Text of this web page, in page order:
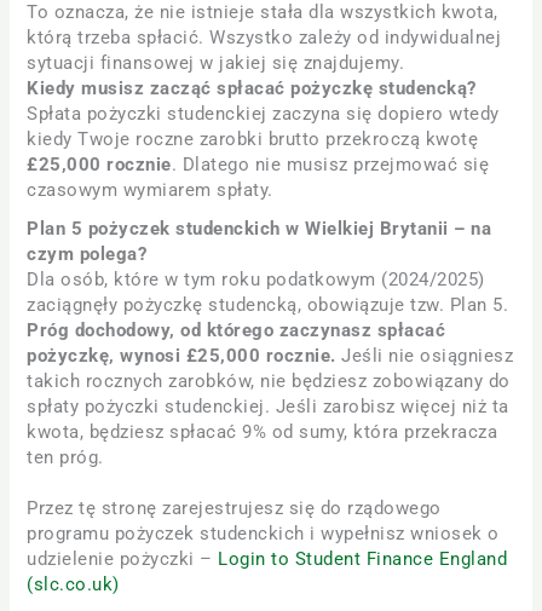
To oznacza, że nie istnieje stała dla wszystkich kwota,
którą trzeba spłacić. Wszystko zależy od indywidualnej
sytuacji finansowej w jakiej się znajdujemy.
Kiedy musisz zacząć spłacać pożyczkę studencką?
Spłata pożyczki studenckiej zaczyna się dopiero wtedy
kiedy Twoje roczne zarobki brutto przekroczą kwotę
£25,000 rocznie. Dlatego nie musisz przejmować się
czasowym wymiarem spłaty.
Plan 5 pożyczek studenckich w Wielkiej Brytanii – na
czym polega?
Dla osób, które w tym roku podatkowym (2024/2025)
zaciągnęły pożyczkę studencką, obowiązuje tzw. Plan 5.
Próg dochodowy, od którego zaczynasz spłacać
pożyczkę, wynosi £25,000 rocznie. Jeśli nie osiągniesz
takich rocznych zarobków, nie będziesz zobowiązany do
spłaty pożyczki studenckiej. Jeśli zarobisz więcej niż ta
kwota, będziesz spłacać 9% od sumy, która przekracza
ten próg.
Przez tę stronę zarejestrujesz się do rządowego
programu pożyczek studenckich i wypełnisz wniosek o
udzielenie pożyczki – Login to Student Finance England
(slc.co.uk)